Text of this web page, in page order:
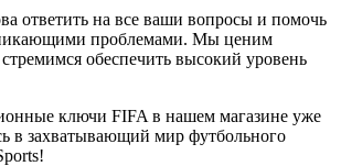
ответить на все ваши вопросы и помочь
проблемами. Мы ценим
обеспечить высокий уровень
ключи FIFA в нашем магазине уже
в захватывающий мир футбольного